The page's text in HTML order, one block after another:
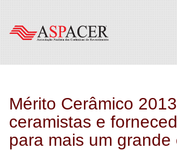
Mérito Cerâmico
ceramistas e
para mais um grande